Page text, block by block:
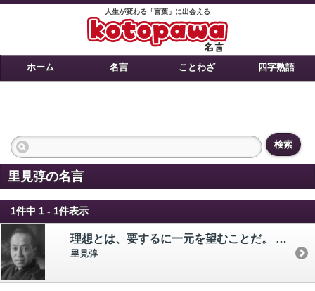
人生が変わる「言葉」に出会える
ホーム 名言 ことわざ 四字熟語
検索
里見弴の名言
1件中 1 - 1件表示
理想とは、要するに一元を望むことだ。 ああでもよし、こうでもいいでは、どうしても承知ならない気持だ。 ーだから、必ずしもえらいとはいわない。 ただえらくなった人の、えらくなる道程を見るに、必ず、あれはああ、これはこうだ、そして、最後には一時たりとも、はたの人々をも、その一元の境へ引きずり込んでしまうのだ。
里見弴